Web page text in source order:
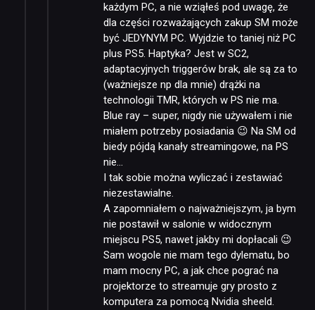
każdym PC, a nie wziąłeś pod uwagę, że
dla części rozważających zakup SM może
być JEDYNYM PC. Wyjdzie to taniej niż PC
plus PS5. Haptyka? Jest w SC2,
adaptacyjnych triggerów brak, ale są za to
(ważniejsze np dla mnie) drążki na
technologii TMR, których w PS nie ma.
Blue ray – super, nigdy nie używałem i nie
miałem potrzeby posiadania 😉 Na SM od
biedy pójdą kanały streamingowe, na PS
nie…
I tak sobie można wyliczać i zestawiać
niezestawialne.
A zapomniałem o najważniejszym, ja bym
nie postawił w salonie w widocznym
miejscu PS5, nawet jakby mi dopłacali 😉
Sam wogole nie mam tego dylematu, bo
mam mocny PC, a jak chce pograć na
projektorze to streamuje gry prosto z
komputera za pomocą Nvidia sheeld.